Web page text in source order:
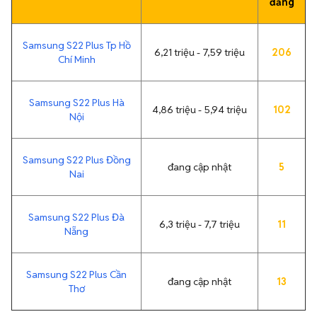
Samsung S22 Plus Tp Hồ
Chí Minh
6,21 triệu - 7,59 triệu 206
Samsung S22 Plus Hà
Nội
4,86 triệu - 5,94 triệu 102
Samsung S22 Plus Đồng
Nai
đang cập nhật 5
Samsung S22 Plus Đà
Nẵng
6,3 triệu - 7,7 triệu 11
Samsung S22 Plus Cần
Thơ
đang cập nhật 13